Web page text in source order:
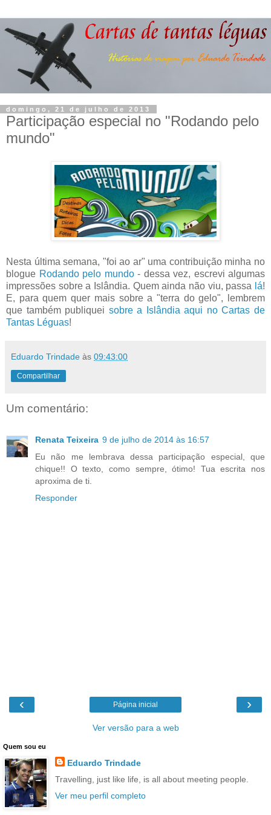
domingo, 21 de julho de 2013
Participação especial no "Rodando pelo
mundo"
Nesta última semana, "foi ao ar" uma contribuição minha no
blogue Rodando pelo mundo- dessa vez, escrevi algumas
impressões sobre a Islândia. Quem ainda não viu, passa lá!
E, para quem quer mais sobre a "terra do gelo", lembrem
que também publiquei sobre a Islândia aqui no Cartas de
Tantas Léguas!
Eduardo Trindade às 09:43:00
Compartilhar
Um comentário:
Renata Teixeira 9 de julho de 2014 às 16:57
Eu não me lembrava dessa participação especial, que
chique!! O texto, como sempre, ótimo! Tua escrita nos
aproxima de ti.
Responder
‹ ›
Página inicial
Ver versão para a web
Quem sou eu
Eduardo Trindade
Travelling, just like life, is all about meeting people.
Ver meu perfil completo